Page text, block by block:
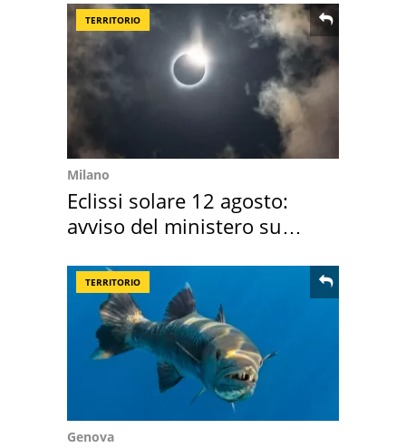
TERRITORIO
Milano
Eclissi solare 12 agosto:
avviso del ministero su
TERRITORIO
Genova